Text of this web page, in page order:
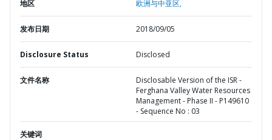
地区 欧洲与中亚区,
发布日期 2018/09/05
Disclosure Status Disclosed
文件名称
Disclosable Version of the ISR -
Ferghana Valley Water Resources
Management - Phase II - P149610
- Sequence No : 03
关键词